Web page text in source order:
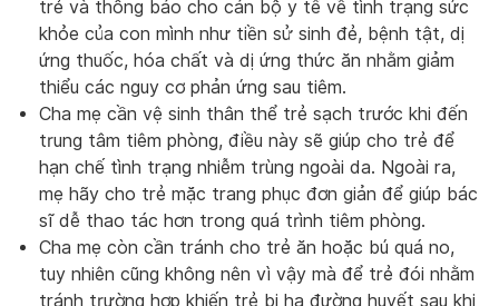
trẻ và thông báo cho cán bộ y tế về tình trạng sức
khỏe của con mình như tiền sử sinh đẻ, bệnh tật, dị
ứng thuốc, hóa chất và dị ứng thức ăn nhằm giảm
thiểu các nguy cơ phản ứng sau tiêm.
Cha mẹ cần vệ sinh thân thể trẻ sạch trước khi đến
trung tâm tiêm phòng, điều này sẽ giúp cho trẻ để
hạn chế tình trạng nhiễm trùng ngoài da. Ngoài ra,
mẹ hãy cho trẻ mặc trang phục đơn giản để giúp bác
sĩ dễ thao tác hơn trong quá trình tiêm phòng.
Cha mẹ còn cần tránh cho trẻ ăn hoặc bú quá no,
tuy nhiên cũng không nên vì vậy mà để trẻ đói nhằm
tránh trường hợp khiến trẻ bị hạ đường huyết sau khi